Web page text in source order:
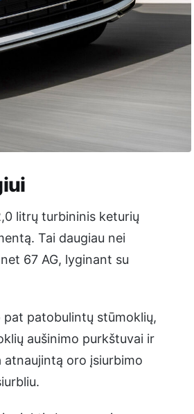
litrų turbininis keturių
Tai daugiau nei
67 AG, lyginant su
pat patobulintų stūmoklių,
aušinimo purkštuvai ir
oro įsiurbimo